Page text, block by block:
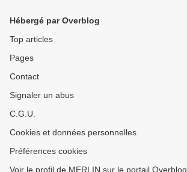
Hébergé par Overblog
Top articles
Pages
Contact
Signaler un abus
C.G.U.
Cookies et données personnelles
Préférences cookies
Voir le profil de MERLIN sur le portail Overblog